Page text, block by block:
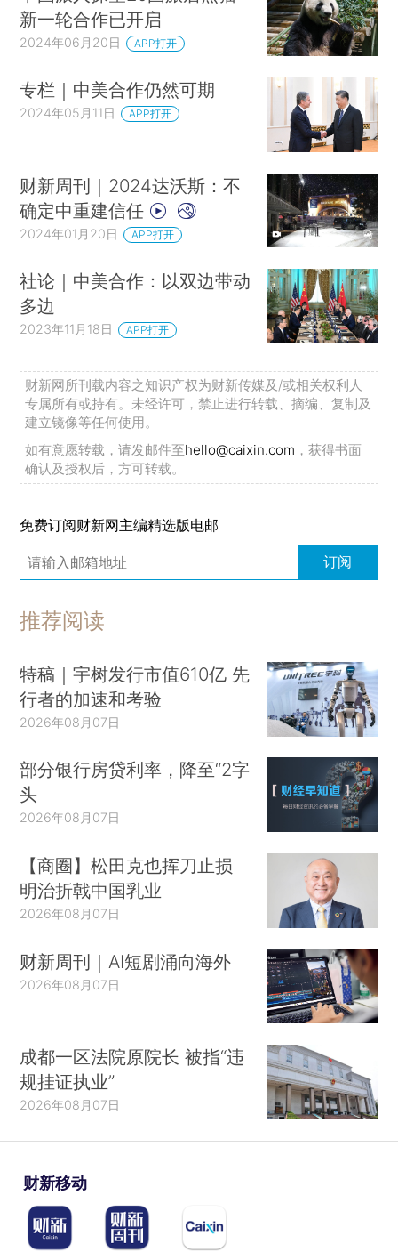
新一轮合作已开启
2024年06月20日 APP打开
专栏｜中美合作仍然可期
2024年05月11日 APP打开
财新周刊｜2024达沃斯：不
确定中重建信任
2024年01月20日 APP打开
社论｜中美合作：以双边带动
多边
2023年11月18日 APP打开
财新网所刊载内容之知识产权为财新传媒及/或相关权利人
专属所有或持有。未经许可，禁止进行转载、摘编、复制及
建立镜像等任何使用。
如有意愿转载，请发邮件至hello@caixin.com ，获得书面
确认及授权后，方可转载。
免费订阅财新网主编精选版电邮
订阅
推荐阅读
特稿｜宇树发行市值610亿 先
行者的加速和考验
2026年08月07日
部分银行房贷利率，降至“2字
头
2026年08月07日
【商圈】松田克也挥刀止损
明治折戟中国乳业
2026年08月07日
财新周刊｜AI短剧涌向海外
2026年08月07日
成都一区法院原院长 被指“违
规挂证执业”
2026年08月07日
财新移动